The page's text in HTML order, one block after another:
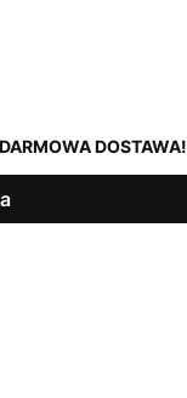
DOSTAWA!